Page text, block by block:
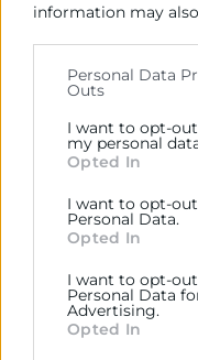
information may
Please note that
Google services
including but not
behaviour. You may
below specified
section.
Personal Data
Outs
I want to opt-
my personal
Opted In
I want to opt-
Personal Data.
Opted In
I want to opt-
Personal Data
Advertising.
Opted In